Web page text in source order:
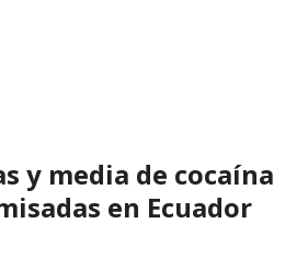
y media de cocaína
en Ecuador